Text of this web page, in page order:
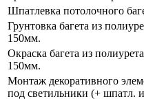
Шпатлевка потолочного
Грунтовка багета из
150мм.
Окраска багета из
150мм.
Монтаж декоративного
под светильники (+ шпатл.